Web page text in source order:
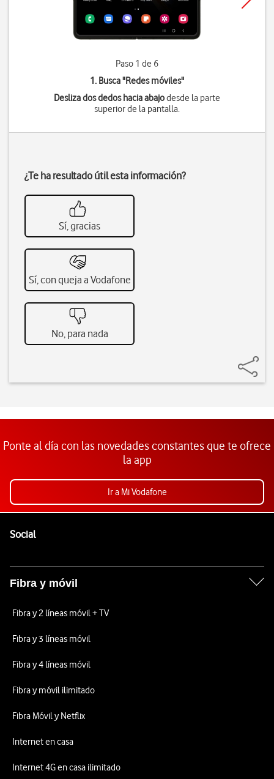
Paso 1 de 6
1. Busca "Redes móviles"
Desliza dos dedos hacia abajodesde la parte
superior de la pantalla.
¿Te ha resultado útil esta información?
Sí, gracias
Sí, con queja a Vodafone
No, para nada
Ponte al día con las novedades constantes que te ofrece
la app
Ir a Mi Vodafone
SocialEnlaces a las redes sociales de Vodafone
Fibra y móvil
Fibra y 2 líneas móvil + TV
Fibra y 3 líneas móvil
Fibra y 4 líneas móvil
Fibra y móvil ilimitado
Fibra Móvil y Netflix
Internet en casa
Internet 4G en casa ilimitado